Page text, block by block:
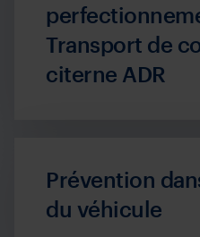
Transport de
citerne ADR
Prévention
du véhicule